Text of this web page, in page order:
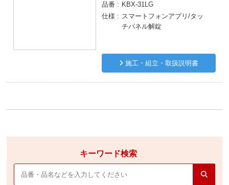
品番
KBX-31LG
仕様
スマートフォンアプリ/タッ
チパネル解錠
施工・組立・取扱説明書
キーワード検索